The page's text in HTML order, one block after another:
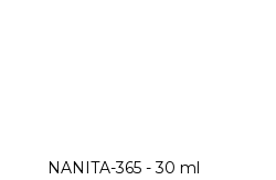
NANITA-365 - 30 ml